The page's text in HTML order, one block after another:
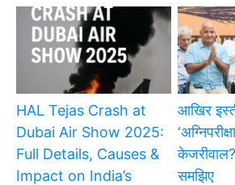
HAL Tejas Crash at
Dubai Air Show 2025:
Full Details, Causes &
Impact on India’s
आखिर
समझिए